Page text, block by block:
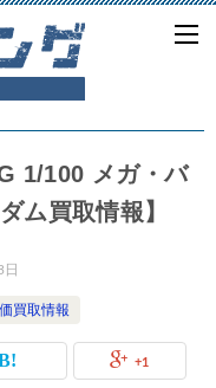
1/100 メガ・バ
ム買取情報】
買取情報
+1